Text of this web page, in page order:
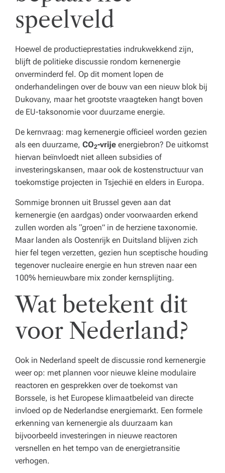
speelveld
Hoewel de productieprestaties indrukwekkend zijn,
blijft de politieke discussie rondom kernenergie
onverminderd fel. Op dit moment lopen de
onderhandelingen over de bouw van een nieuw blok bij
Dukovany, maar het grootste vraagteken hangt boven
de EU-taksonomie voor duurzame energie.
De kernvraag: mag kernenergie officieel worden gezien
als een duurzame, CO2-vrije energiebron? De uitkomst
hiervan beïnvloedt niet alleen subsidies of
investeringskansen, maar ook de kostenstructuur van
toekomstige projecten in Tsjechië en elders in Europa.
Sommige bronnen uit Brussel geven aan dat
kernenergie (en aardgas) onder voorwaarden erkend
zullen worden als “groen” in de herziene taxonomie.
Maar landen als Oostenrijk en Duitsland blijven zich
hier fel tegen verzetten, gezien hun sceptische houding
tegenover nucleaire energie en hun streven naar een
100% hernieuwbare mix zonder kernsplijting.
Wat betekent dit
voor Nederland?
Ook in Nederland speelt de discussie rond kernenergie
weer op: met plannen voor nieuwe kleine modulaire
reactoren en gesprekken over de toekomst van
Borssele, is het Europese klimaatbeleid van directe
invloed op de Nederlandse energiemarkt. Een formele
erkenning van kernenergie als duurzaam kan
bijvoorbeeld investeringen in nieuwe reactoren
versnellen en het tempo van de energietransitie
verhogen.